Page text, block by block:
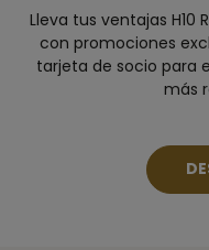
Lleva tus ventajas H10
con promociones
tarjeta de socio para
más